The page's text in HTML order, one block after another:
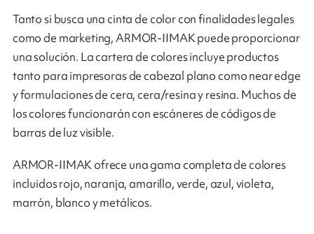
Tanto si busca una cinta de color con finalidades legales
como de marketing, ARMOR-IIMAK puede proporcionar
una solución. La cartera de colores incluye productos
tanto para impresoras de cabezal plano como near edge
y formulaciones de cera, cera/resina y resina. Muchos de
los colores funcionarán con escáneres de códigos de
barras de luz visible.
ARMOR-IIMAK ofrece una gama completa de colores
incluidos rojo, naranja, amarillo, verde, azul, violeta,
marrón, blanco y metálicos.